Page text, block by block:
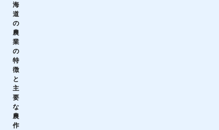
海
道
の
農
業
の
特
徴
と
主
要
な
農
作